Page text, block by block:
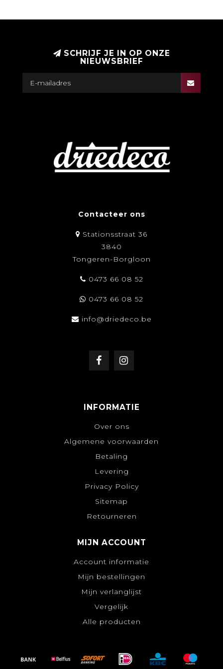
SCHRIJF JE IN OP ONZE
NIEUWSBRIEF
Contacteer ons
Stationsstraat 36
3840
Tongeren-Borgloon
0473 66 08 52
0473 66 08 52
info@driedeco.be
INFORMATIE
Over ons
Algemene voorwaarden
Betaling
Levering
Privacy Policy
Sitemap
Retourneren
MIJN ACCOUNT
Account informatie
Mijn bestellingen
Mijn verlanglijst
Vergelijk
Alle producten